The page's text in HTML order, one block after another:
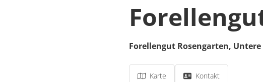
Forellengut Rosengarten, Untere
Karte Kontakt